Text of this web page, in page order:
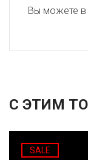
Вы можете в
С ЭТИМ
SALE